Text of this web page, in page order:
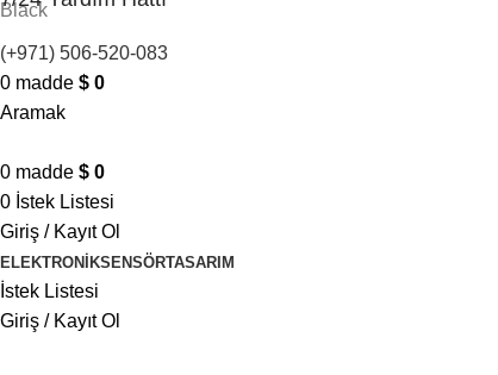
(+971) 506-520-083
0 madde $ 0
Aramak
0 madde $ 0
0 İstek Listesi
Giriş / Kayıt Ol
ELEKTRONIKSENSÖRTASARIM
İstek Listesi
Giriş / Kayıt Ol